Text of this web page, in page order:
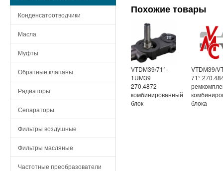
Конденсатоотводчики
Масла
Муфты
Обратные клапаны
Радиаторы
Сепараторы
Фильтры воздушные
Фильтры масляные
Частотные преобразователи
Похожие товары
VTDM39/71°-
1UM39
270.4872
комбинированный
блок
VTDM39/
71°
блока